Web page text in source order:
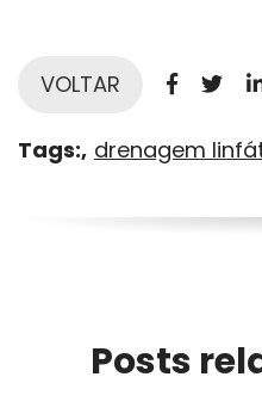
VOLTAR
Tags: drenagem
Posts